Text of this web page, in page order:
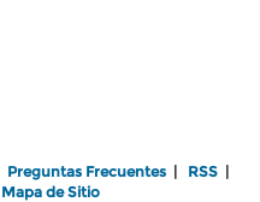
Preguntas Frecuentes | RSS |
Mapa de Sitio